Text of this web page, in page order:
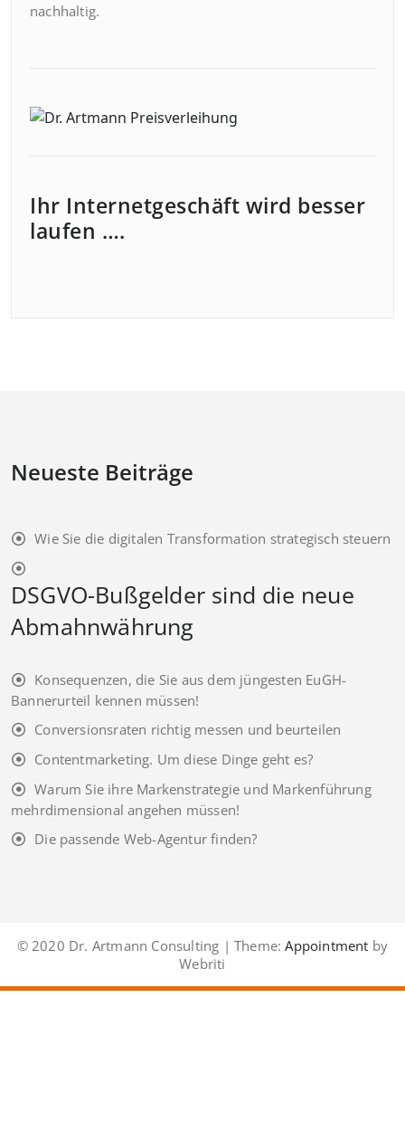
nachhaltig.
Ihr Internetgeschäft wird besser
laufen ….
Neueste Beiträge
Wie Sie die digitalen Transformation strategisch steuern
DSGVO-Bußgelder sind die neue
Abmahnwährung
Konsequenzen, die Sie aus dem jüngesten EuGH-
Bannerurteil kennen müssen!
Conversionsraten richtig messen und beurteilen
Contentmarketing. Um diese Dinge geht es?
Warum Sie ihre Markenstrategie und Markenführung
mehrdimensional angehen müssen!
Die passende Web-Agentur finden?
© 2020 Dr. Artmann Consulting | Theme: Appointment by
Webriti